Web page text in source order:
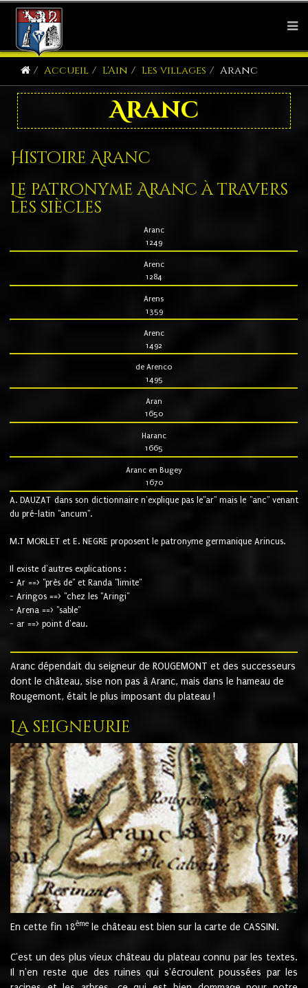
Accueil L'Ain Les villages Aranc
Aranc
Histoire Aranc
Le patronyme Aranc à travers
les siècles
Aranc
1249
Arenc
1284
Arens
1359
Arenc
1492
de Arenco
1495
Aran
1650
Haranc
1665
Aranc en Bugey
1670
A. DAUZAT dans son dictionnaire n'explique pas le"ar" mais le "anc" venant
du pré-latin "ancum".
M.T MORLET et E. NEGRE proposent le patronyme germanique Arincus.
Il existe d'autres explications :
- Ar ==> "près de" et Randa "limite"
- Aringos ==> "chez les "Aringi"
- Arena ==> "sable"
- ar ==> point d'eau.
Aranc dépendait du seigneur de ROUGEMONT et des successeurs
dont le château, sise non pas à Aranc, mais dans le hameau de
Rougemont, était le plus imposant du plateau !
La seigneurie
En cette fin 18ème le château est bien sur la carte de CASSINI.
C'est un des plus vieux château du plateau connu par les textes.
Il n'en reste que des ruines qui s'écroulent poussées par les